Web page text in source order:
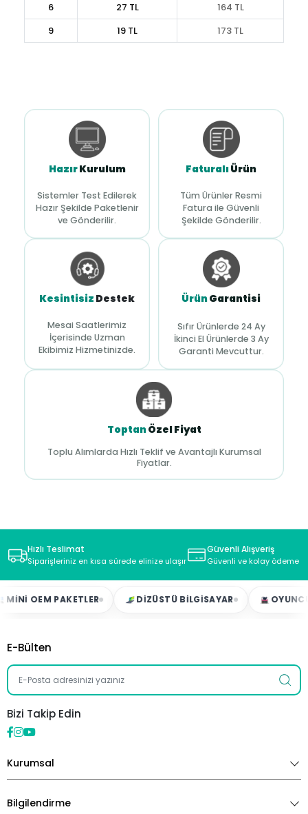
6
27 TL
164 TL
9
19 TL 173 TL
HazırKurulum
Sistemler Test Edilerek
Hazır Şekilde Paketlenir
ve Gönderilir.
FaturalıÜrün
Tüm Ürünler Resmi
Fatura ile Güvenli
Şekilde Gönderilir.
Kesintisiz Destek
Mesai Saatlerimiz
İçerisinde Uzman
Ekibimiz Hizmetinizde.
ÜrünGarantisi
Sıfır Ürünlerde 24 Ay
İkinci El Ürünlerde 3 Ay
Garanti Mevcuttur.
ToptanÖzel Fiyat
Toplu Alımlarda Hızlı Teklif ve Avantajlı Kurumsal
Fiyatlar.
Hızlı Teslimat
Siparişleriniz en kısa sürede elinize ulaşır
Güvenli Alışveriş
Güvenli ve kolay ödeme
OEM PAKETLER DIZÜSTÜ BILGISAYAR OYUNCU
E-Bülten
Bizi Takip Edin
Kurumsal
Bilgilendirme